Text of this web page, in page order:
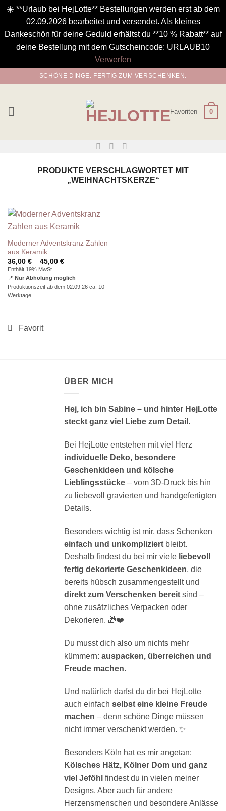
☀️ **Urlaub bei HejLotte** Bestellungen werden erst ab dem
02.09.2026 bearbeitet und versendet. Als kleines
Dankeschön für deine Geduld erhältst du **10 % Rabatt** auf
deine Bestellung mit dem Gutscheincode: URLAUB10
Verwerfen
SCHÖNE DINGE. FERTIG ZUM VERSCHENKEN.
Favoriten 0
PRODUKTE VERSCHLAGWORTET MIT
„WEIHNACHTSKERZE“
Moderner Adventskranz Zahlen
aus Keramik
36,00 € – 45,00 €Preisspanne:
45,00 €
Enthält 19% MwSt.
📍 Nur Abholung möglich –
Produktionszeit ab dem 02.09.26 ca. 10
Werktage
ÜBER MICH
Hej, ich bin Sabine – und hinter HejLotte
steckt ganz viel Liebe zum Detail.
Bei HejLotte entstehen mit viel Herz
individuelle Deko, besondere
Geschenkideen und kölsche
Lieblingsstücke – vom 3D-Druck bis hin
zu liebevoll gravierten und handgefertigten
Details.
Besonders wichtig ist mir, dass Schenken
einfach und unkompliziert bleibt.
Deshalb findest du bei mir viele liebevoll
fertig dekorierte Geschenkideen, die
bereits hübsch zusammengestellt und
direkt zum Verschenken bereit sind –
ohne zusätzliches Verpacken oder
Dekorieren. 🎁❤️
Du musst dich also um nichts mehr
kümmern: auspacken, überreichen und
Freude machen.
Und natürlich darfst du dir bei HejLotte
auch einfach selbst eine kleine Freude
machen – denn schöne Dinge müssen
nicht immer verschenkt werden. ✨
Besonders Köln hat es mir angetan:
Kölsches Hätz, Kölner Dom und ganz
viel Jeföhl findest du in vielen meiner
Designs. Aber auch für andere
Herzensmenschen und besondere Anlässe